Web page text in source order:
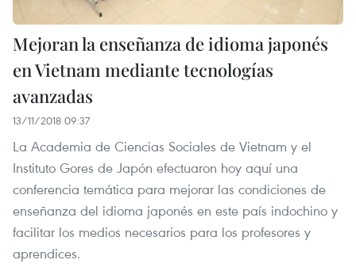
Mejoran la enseñanza de idioma japonés
en Vietnam mediante tecnologías
avanzadas
13/11/2018 09:37
La Academia de Ciencias Sociales de Vietnam y el
Instituto Gores de Japón efectuaron hoy aquí una
conferencia temática para mejorar las condiciones de
enseñanza del idioma japonés en este país indochino y
facilitar los medios necesarios para los profesores y
aprendices.